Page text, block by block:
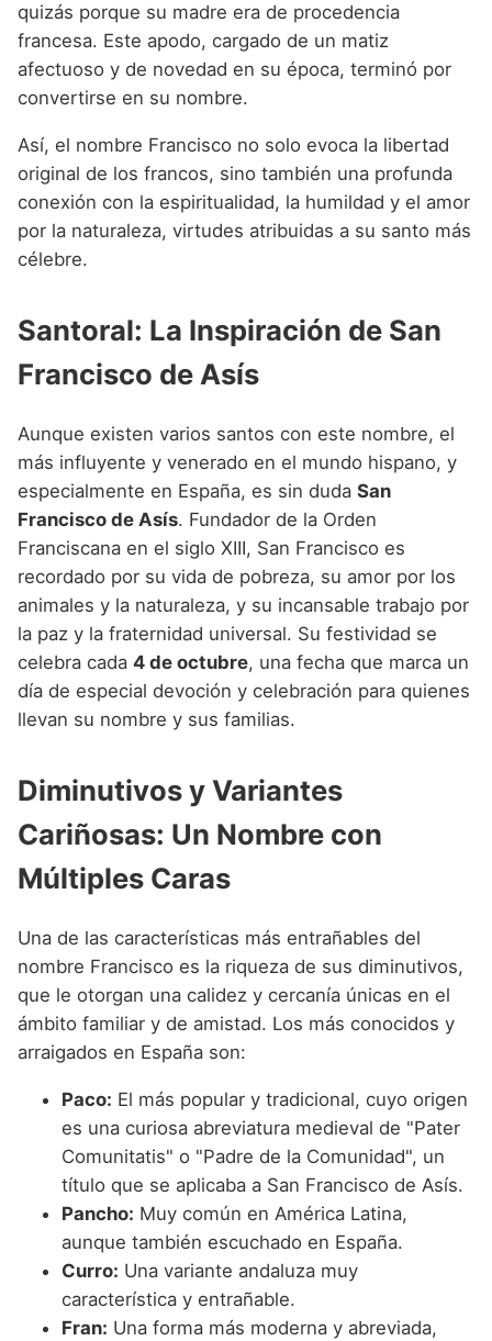
quizás porque su madre era de procedencia
francesa. Este apodo, cargado de un matiz
afectuoso y de novedad en su época, terminó por
convertirse en su nombre.
Así, el nombre Francisco no solo evoca la libertad
original de los francos, sino también una profunda
conexión con la espiritualidad, la humildad y el amor
por la naturaleza, virtudes atribuidas a su santo más
célebre.
Santoral: La Inspiración de San
Francisco de Asís
Aunque existen varios santos con este nombre, el
más influyente y venerado en el mundo hispano, y
especialmente en España, es sin duda San
Francisco de Asís. Fundador de la Orden
Franciscana en el siglo XIII, San Francisco es
recordado por su vida de pobreza, su amor por los
animales y la naturaleza, y su incansable trabajo por
la paz y la fraternidad universal. Su festividad se
celebra cada 4 de octubre, una fecha que marca un
día de especial devoción y celebración para quienes
llevan su nombre y sus familias.
Diminutivos y Variantes
Cariñosas: Un Nombre con
Múltiples Caras
Una de las características más entrañables del
nombre Francisco es la riqueza de sus diminutivos,
que le otorgan una calidez y cercanía únicas en el
ámbito familiar y de amistad. Los más conocidos y
arraigados en España son:
Paco: El más popular y tradicional, cuyo origen
es una curiosa abreviatura medieval de "Pater
Comunitatis" o "Padre de la Comunidad", un
título que se aplicaba a San Francisco de Asís.
Pancho: Muy común en América Latina,
aunque también escuchado en España.
Curro: Una variante andaluza muy
característica y entrañable.
Fran: Una forma más moderna y abreviada,